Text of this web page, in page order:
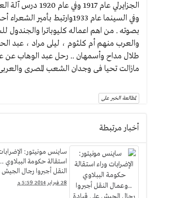
وفي السينما عام
بصوته . من اهم اعماله كليوباترا والجندول
والعرب منهم أم كلثوم ، ليلى مراد ، عبد
مازالت تحيا فى وجدان الشعب المصرى
لمطالعة الخبر على
أخبار مرتبطة
ساينس مونيتور:
استقالة حكومة الببلاوي
النقل أجبروا رجال الجيش
قيادة الأتوبيسات
28 فبراير 2014 5:59 م